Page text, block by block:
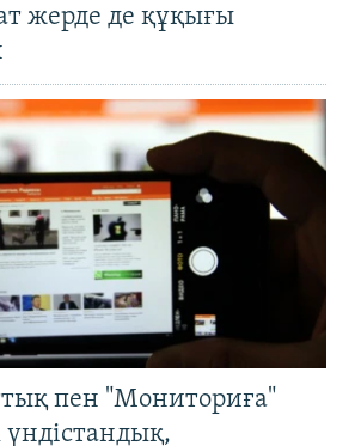
жерде де құқығы
пен "Мониториға"